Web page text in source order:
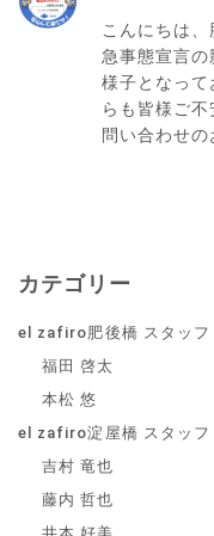
こんにちは
急事態宣言
様子となっ
らも皆様ご
問い合わせ
カテゴリー
el zafiro肥後橋 スタッフ
福田 啓太
本松 悠
el zafiro淀屋橋 スタッフ
吉村 竜也
藤内 哲也
井本 好美